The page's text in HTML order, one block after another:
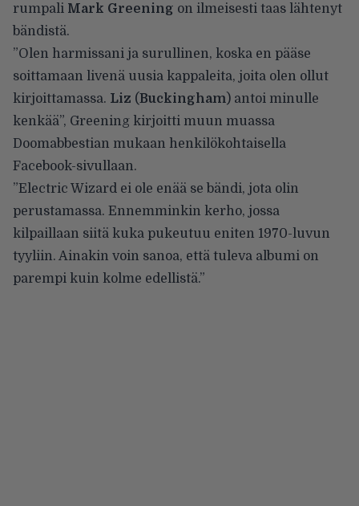
rumpali Mark Greening on ilmeisesti taas lähtenyt
bändistä.
”Olen harmissani ja surullinen, koska en pääse
soittamaan livenä uusia kappaleita, joita olen ollut
kirjoittamassa. Liz (Buckingham) antoi minulle
kenkää”, Greening kirjoitti muun muassa
Doomabbestian mukaan henkilökohtaisella
Facebook-sivullaan.
”Electric Wizard ei ole enää se bändi, jota olin
perustamassa. Ennemminkin kerho, jossa
kilpaillaan siitä kuka pukeutuu eniten 1970-luvun
tyyliin. Ainakin voin sanoa, että tuleva albumi on
parempi kuin kolme edellistä.”